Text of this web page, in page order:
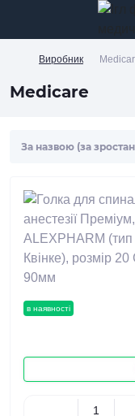
Виробник
Medicare
в наявності